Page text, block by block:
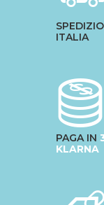
ITALIA
PAGA IN
KLARNA